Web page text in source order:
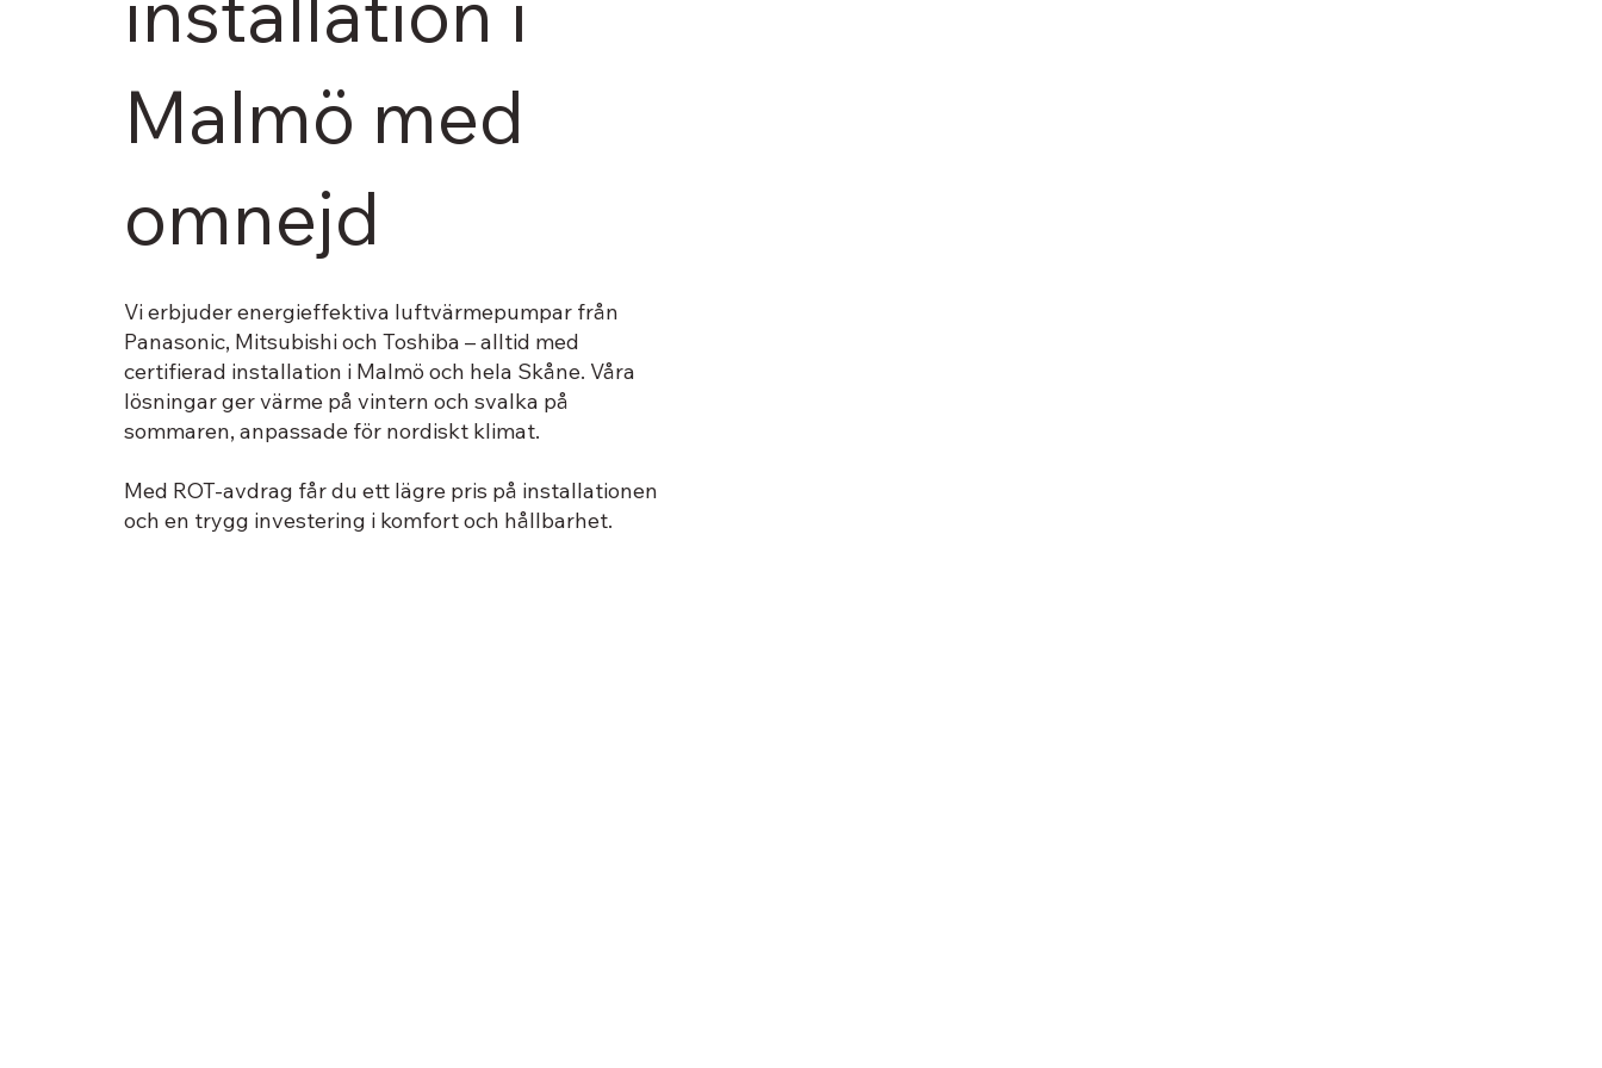
Vi erbjuder energieffektiva luftvärmepumpar från
Panasonic, Mitsubishi och Toshiba – alltid med
certifierad installation i Malmö och hela Skåne. Våra
lösningar ger värme på vintern och svalka på
sommaren, anpassade för nordiskt klimat.
Med ROT-avdrag får du ett lägre pris på installationen
och en trygg investering i komfort och hållbarhet.
Malmö med
omnejd